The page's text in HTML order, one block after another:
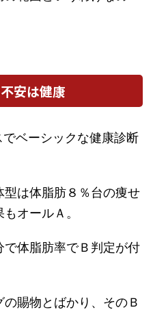
安は健康
でベーシックな健康診断
は体脂肪８％台の痩せ
オールＡ。
体脂肪率でＢ判定が付
賜物とばかり、そのＢ